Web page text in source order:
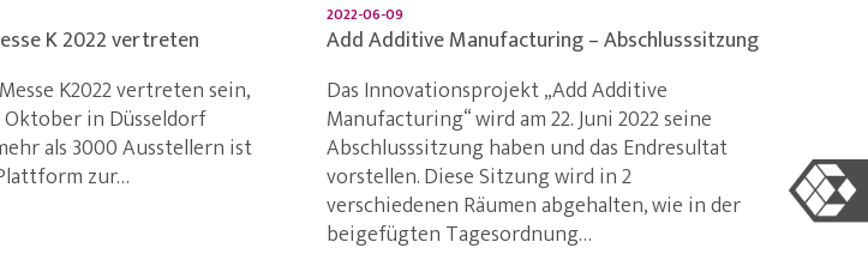
K 2022 vertreten
K2022 vertreten sein,
Oktober in Düsseldorf
als 3000 Ausstellern ist
zur…
2022-06-09
Add Additive Manufacturing – Abschlusssitzung
Das Innovationsprojekt „Add Additive
Manufacturing“ wird am 22. Juni 2022 seine
Abschlusssitzung haben und das Endresultat
vorstellen. Diese Sitzung wird in 2
verschiedenen Räumen abgehalten, wie in der
beigefügten Tagesordnung…